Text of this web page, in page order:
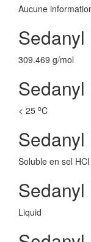
Aucune
309.469 g/mol
Sedanyl
< 25 oC
Sedanyl
Soluble en sel HCl
Sedanyl
Liquid